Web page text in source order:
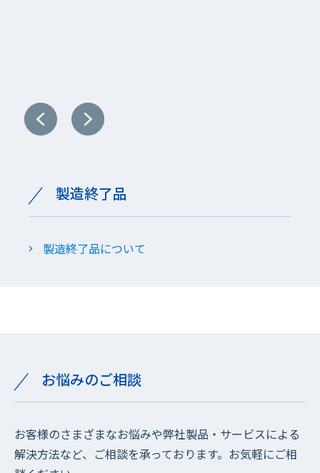
製造終了品
製造終了品について
お悩みのご相談
お客様のさまざまなお悩みや弊社製品・サービスによる
解決方法など、ご相談を承っております。お気軽にご相